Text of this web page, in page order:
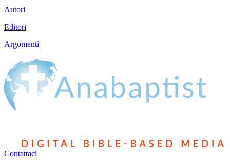
Autori
Editori
Argomenti
Contattaci